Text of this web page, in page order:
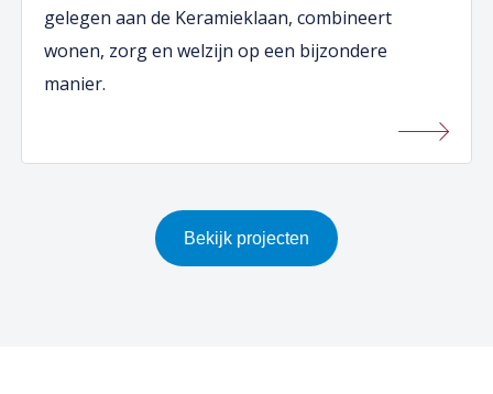
gelegen aan de Keramieklaan, combineert
wonen, zorg en welzijn op een bijzondere
manier.
Bekijk projecten